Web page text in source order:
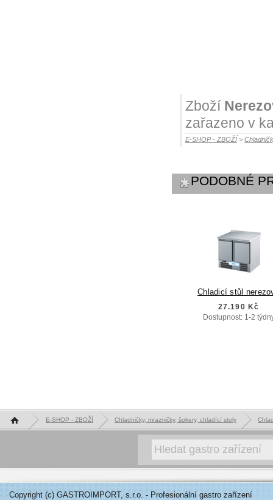
Zboží
zařazeno v
E-SHOP - ZBOŽÍ >
PODOBNÉ
Chladicí stůl
27.190 Kč
Dostupnost: 1-2
Hlavní stránka E-SHOP - ZBOŽÍ Chladničky, mrazničky, šokery, chladící stoly
Copyright (c) GASTROIMPORT, s.r.o. - Profesionální gastro zařízení